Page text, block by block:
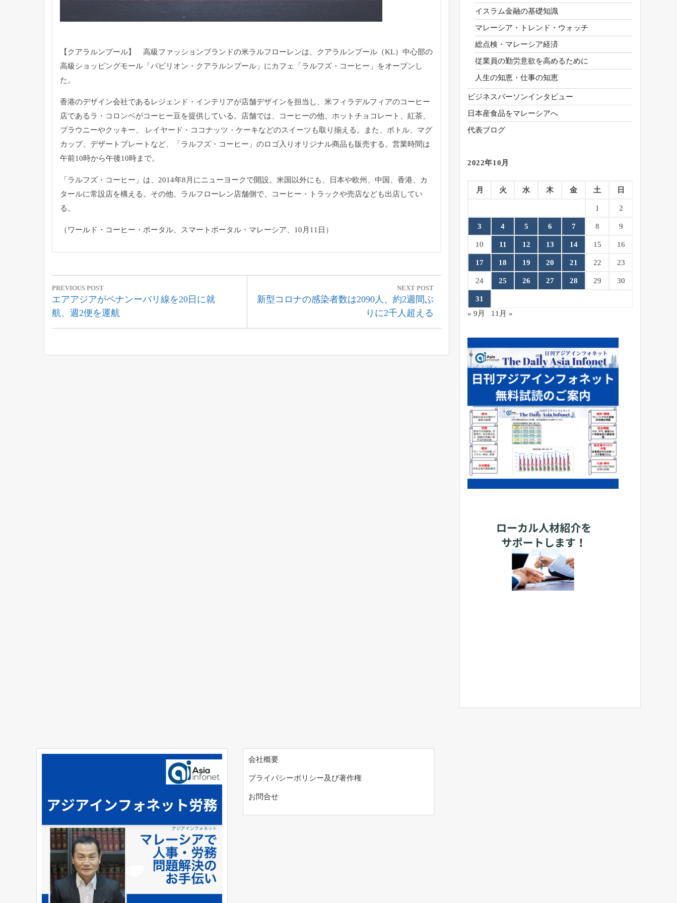
【クアラルンプール】 高級ファッションブランドの米ラルフローレンは、
クアラルンプール（KL）中心部の
高級ショッピングモール「 パビリオン・クアラルンプール」にカフェ「ラルフズ・コーヒー」
をオープンし
た。
香港のデザイン会社であるレジェンド・ インテリアが店舗デザインを担当し、 米フィラデルフィアのコーヒー
店であるラ・ コロンベがコーヒー豆を提供している。店舗では、コーヒーの他、 ホットチョコレート、紅茶、
ブラウニーやクッキー、 レイヤード・ココナッツ・ケーキなどのスイーツも取り揃える。
また、ボトル、マグ
カップ、デザートプレートなど、「ラルフズ・ コーヒー」のロゴ入りオリジナル商品も販売する。 営業時間は
午前10時から午後10時まで。
「ラルフズ・コーヒー」は、 2014年8月にニューヨークで開設。米国以外にも、
日本や欧州、中国、香港、カ
タールに常設店を構える。その他、 ラルフローレン店舗側で、コーヒー・
トラックや売店なども出店してい
る。
（ワールド・コーヒー・ポータル、スマートポータル・ マレーシア、10月11日）
投
稿
ナ
ビ
PREVIOUS POST
Previous
Post:
エアアジアがペナンーバリ線を20日に就
航、週2便を運航
NEXT POST
Next
新型コロナの感染者数は2090人、約2週間ぶ
りに2千人超える
イスラム金融の基礎知識
マレーシア・トレンド・ウォッチ
総点検・マレーシア経済
従業員の勤労意欲を高めるために
人生の知恵・仕事の知恵
ビジネスパーソンインタビュー
日本産食品をマレーシアへ
代表ブログ
2022年10月
月 火 水 木 金 土 日
1 2
3 4 5 6 7 8 9
10 11 12 13 14 15 16
17 18 19 20 21 22 23
24 25 26 27 28 29 30
31
« 9月
11月 »
会社概要
プライバシーポリシー及び著作権
お問合せ